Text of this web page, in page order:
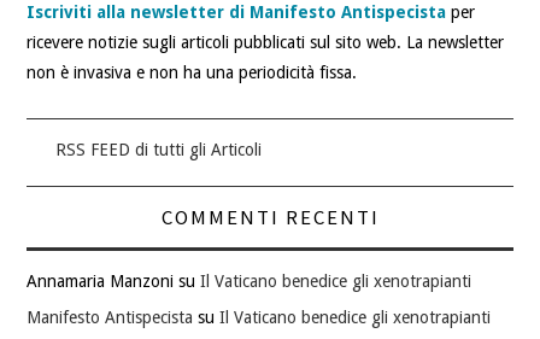
Iscriviti alla newsletter di Manifesto Antispecista per
ricevere notizie sugli articoli pubblicati sul sito web. La newsletter
non è invasiva e non ha una periodicità fissa.
RSS FEED di tutti gli Articoli
COMMENTI RECENTI
Annamaria Manzoni suIl Vaticano benedice gli xenotrapianti
Manifesto Antispecista suIl Vaticano benedice gli xenotrapianti